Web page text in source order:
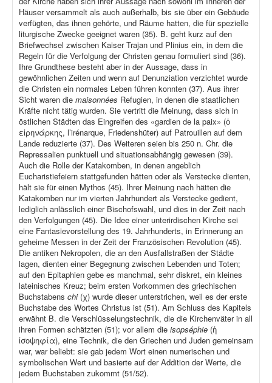
Häuser versammelt als auch außerhalb, bis sie über ein Gebäude
verfügten, das ihnen gehörte, und Räume hatten, die für spezielle
liturgische Zwecke geeignet waren (35). B. geht kurz auf den
Briefwechsel zwischen Kaiser Trajan und Plinius ein, in dem die
Regeln für die Verfolgung der Christen genau formuliert sind (36).
Ihre Grundthese besteht aber in der Aussage, dass in
gewöhnlichen Zeiten und wenn auf Denunziation verzichtet wurde
die Christen ein normales Leben führen konnten (37). Aus ihrer
Sicht waren die maisonnées Refugien, in denen die staatlichen
Kräfte nicht tätig wurden. Sie vertritt die Meinung, dass sich in
östlichen Städten das Eingreifen des «gardien de la paix» (ὁ
εἰρηνάρκης, l’irénarque, Friedenshüter) auf Patrouillen auf dem
Lande reduzierte (37). Des Weiteren seien bis 250 n. Chr. die
Repressalien punktuell und situationsabhängig gewesen (39).
Auch die Rolle der Katakomben, in denen angeblich
Eucharistiefeiern stattgefunden hätten oder als Verstecke dienten,
hält sie für einen Mythos (45). Ihrer Meinung nach hätten die
Katakomben nur im vierten Jahrhundert als Verstecke gedient,
lediglich anlässlich einer Bischofswahl, und dies in der Zeit nach
den Verfolgungen (45). Die Idee einer unterirdischen Kirche sei
eine Fantasievorstellung des 19. Jahrhunderts, in Erinnerung an
geheime Messen in der Zeit der Französischen Revolution (45).
Die antiken Nekropolen, die an den Ausfallstraßen der Städte
lagen, dienten einer Begegnung zwischen Lebenden und Toten;
auf den Epitaphien gebe es manchmal, sehr diskret, ein kleines
lateinisches Kreuz; beim ersten Vorkommen des griechischen
Buchstabens chi (χ) wurde dieser unterstrichen, weil es der erste
Buchstabe des Wortes Christus ist (51). Am Schluss des Kapitels
erwähnt B. die Verschlüsselungstechnik, die die Kirchenväter in all
ihren Formen schätzten (51); vor allem die isopséphie (ἡ
ἰσοψηφία), eine Technik, die den Griechen und Juden gemeinsam
war, war beliebt: sie gab jedem Wort einen numerischen und
symbolischen Wert und basierte auf der Addition der Werte, die
jedem Buchstaben zukommt (51/52).